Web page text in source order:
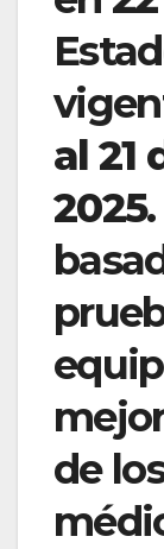
al 21
2025
de